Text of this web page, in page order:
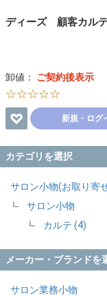
カテゴリを選択
サロン小物(お取り寄
サロン小物
カルテ (4)
メーカー・ブランドを
サロン業務小物
ディーズ 顧客カル
卸値： ご契約後表示
☆☆☆☆☆
新規・ログ